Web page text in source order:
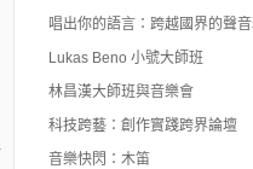
唱出你的語言：跨越國界的聲
Lukas Beno 小號大師班
林昌漢大師班與音樂會
科技跨藝：創作實踐跨界論壇
音樂快閃：木笛